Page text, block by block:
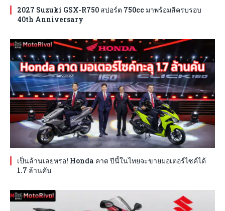
2027 Suzuki GSX-R750 สปอร์ต 750cc มาพร้อมสีครบรอบ
40th Anniversary
เป็นล้านเลยหรอ! Honda คาด ปีนี้ในไทยจะขายมอเตอร์ไซค์ได้
1.7 ล้านคัน